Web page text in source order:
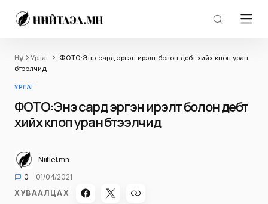
Нүүр Урлаг
ФОТО:Энэ сард эргэн ирэлт болон дебүт хийх кпоп уран
бүтээлчид
УРЛАГ
ФОТО:Энэ сард эргэн ирэлт болон дебүт
хийх кпоп уран бүтээлчид
Niitlel.mn
0
01/04/2021
ХУВААЛЦАХ